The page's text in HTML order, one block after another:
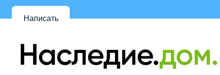
Написать